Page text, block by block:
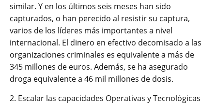
similar. Y en los últimos seis meses han sido
capturados, o han perecido al resistir su captura,
varios de los líderes más importantes a nivel
internacional. El dinero en efectivo decomisado a las
organizaciones criminales es equivalente a más de
345 millones de euros. Además, se ha asegurado
droga equivalente a 46 mil millones de dosis.
2. Escalar las capacidades Operativas y Tecnológicas